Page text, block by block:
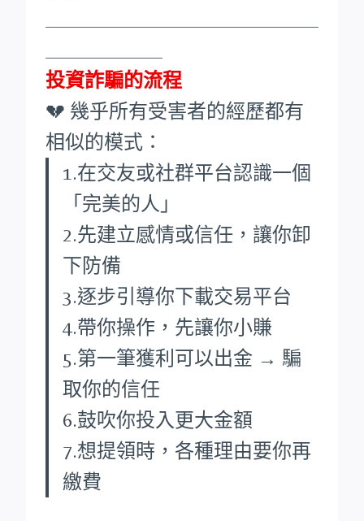
投資詐騙的流程
💔 幾乎所有受害者的經歷都有
相似的模式：
1.在交友或社群平台認識一個
「完美的人」
2.先建立感情或信任，讓你卸
下防備
3.逐步引導你下載交易平台
4.帶你操作，先讓你小賺
5.第一筆獲利可以出金 → 騙
取你的信任
6.鼓吹你投入更大金額
7.想提領時，各種理由要你再
繳費